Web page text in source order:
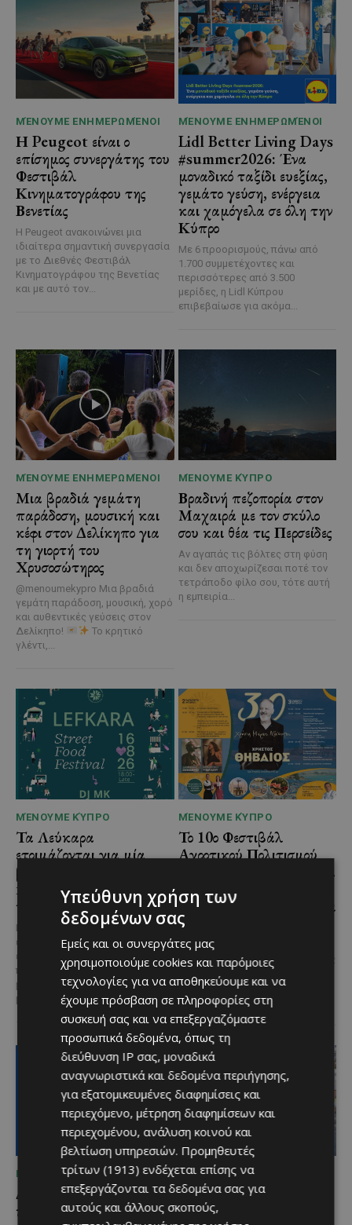
ΜΈΝΟΥΜΕ ΕΝΗΜΕΡΩΜΈΝΟΙ
Η Peugeot είναι ο
επίσημος συνεργάτης του
Φεστιβάλ
Κινηματογράφου της
Βενετίας
Η Peugeot ανακοινώνει μια
ιδιαίτερα σημαντική συνεργασία
με το Διεθνές Φεστιβάλ
Κινηματογράφου της Βενετίας
και με αυτό τον...
ΜΈΝΟΥΜΕ ΕΝΗΜΕΡΩΜΈΝΟΙ
Lidl Better Living Days
#summer2026: Ένα
μοναδικό ταξίδι ευεξίας,
γεμάτο γεύση, ενέργεια
και χαμόγελα σε όλη την
Κύπρο
Με 6 προορισμούς, πάνω από
1.700 συμμετέχοντες και
περισσότερες από 3.500
μερίδες, η Lidl Κύπρου
επιβεβαίωσε για ακόμα...
ΜΈΝΟΥΜΕ ΕΝΗΜΕΡΩΜΈΝΟΙ
Μια βραδιά γεμάτη
παράδοση, μουσική και
κέφι στον Δελίκηπο για
τη γιορτή του
Χρυσοσώτηρος
@menoumekypro Μια βραδιά
γεμάτη παράδοση, μουσική, χορό
και αυθεντικές γεύσεις στον
Δελίκηπο!
Το κρητικό
γλέντι,...
ΜΈΝΟΥΜΕ ΚΎΠΡΟ
Βραδινή πεζοπορία στον
Μαχαιρά με τον σκύλο
σου και θέα τις Περσείδες
Αν αγαπάς τις βόλτες στη φύση
και δεν αποχωρίζεσαι ποτέ τον
τετράποδο φίλο σου, τότε αυτή
η εμπειρία...
ΜΈΝΟΥΜΕ ΚΎΠΡΟ
Τα Λεύκαρα
ετοιμάζονται για μία
βραδιά γεμάτη street
food, μουσική και
καλοκαιρινή διάθεση
Μία από τις πιο γευστικές
εκδηλώσεις του καλοκαιριού
επιστρέφει στα Λεύκαρα,
προσκαλώντας μικρούς και
μεγάλους να απολαύσουν
μοναδικές...
ΜΈΝΟΥΜΕ ΚΎΠΡΟ
Το 10ο Φεστιβάλ
Αγροτικού Πολιτισμού
επιστρέφει στον Πρωταρά
με μουσική,
παραδοσιακές γεύσεις και
πλούσιο πρόγραμμα
Η κυπριακή παράδοση δίνει ξανά
ραντεβού στον Πρωταρά, καθώς
το 10ο Φεστιβάλ Αγροτικού
Πολιτισμού θα πραγματοποιηθεί
στις 2...
ΜΈΝΟΥΜΕ ΕΝΗΜΕΡΩΜΈΝΟΙ
Διεθνώς αναγνωρισμένα
κρασιά στην κορυφαία
ΜΈΝΟΥΜΕ ΕΝΗΜΕΡΩΜΈΝΟΙ
Ξεκίνησε η
αντικατάσταση 100
Υπεύθυνη χρήση των
δεδομένων σας
Εμείς και οι συνεργάτες μας
χρησιμοποιούμε cookies και παρόμοιες
τεχνολογίες για να αποθηκεύουμε και να
έχουμε πρόσβαση σε πληροφορίες στη
συσκευή σας και να επεξεργαζόμαστε
προσωπικά δεδομένα, όπως τη
διεύθυνση IP σας, μοναδικά
αναγνωριστικά και δεδομένα περιήγησης,
για εξατομικευμένες διαφημίσεις και
περιεχόμενο, μέτρηση διαφημίσεων και
περιεχομένου, ανάλυση κοινού και
βελτίωση υπηρεσιών. Προμηθευτές
τρίτων (1913) ενδέχεται επίσης να
επεξεργάζονται τα δεδομένα σας για
αυτούς και άλλους σκοπούς,